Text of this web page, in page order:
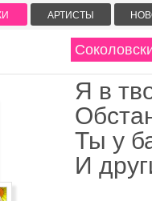
Я в
Ты у
И
АРТИСТЫ